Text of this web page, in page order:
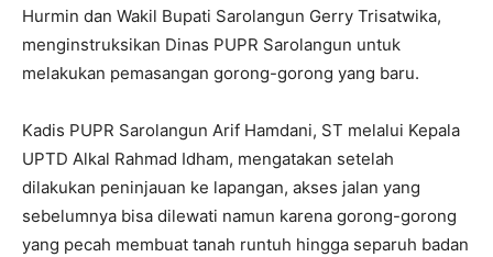
Hurmin dan Wakil Bupati Sarolangun Gerry Trisatwika,
menginstruksikan Dinas PUPR Sarolangun untuk
melakukan pemasangan gorong-gorong yang baru.
Kadis PUPR Sarolangun Arif Hamdani, ST melalui Kepala
UPTD Alkal Rahmad Idham, mengatakan setelah
dilakukan peninjauan ke lapangan, akses jalan yang
sebelumnya bisa dilewati namun karena gorong-gorong
yang pecah membuat tanah runtuh hingga separuh badan